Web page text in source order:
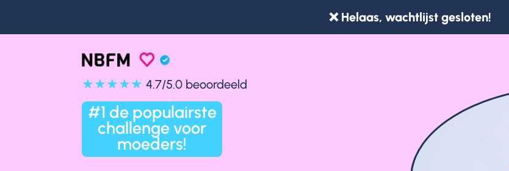
❌ Helaas, wachtlijst gesloten!
★★★★★4.7/5.0 beoordeeld
#1 de populairste
challenge voor
moeders!